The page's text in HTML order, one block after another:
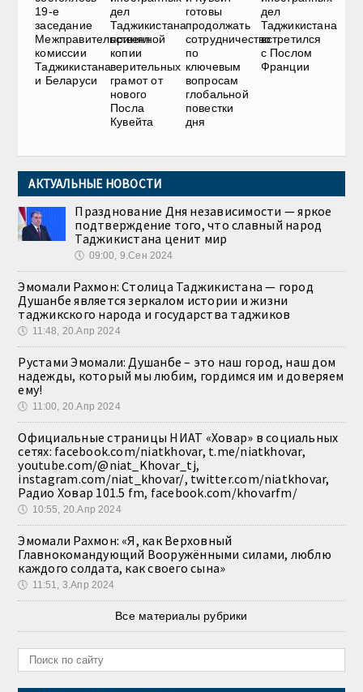
19-е
заседание
Межправительственной
комиссии
Таджикистана
и Беларуси
дел
Таджикистана
принял
копии
верительных
грамот от
нового
Посла
Кувейта
готовы
продолжать
сотрудничество
по
ключевым
вопросам
глобальной
повестки
дня
дел
Таджикистана
встретился
с Послом
Франции
АКТУАЛЬНЫЕ НОВОСТИ
Празднование Дня независимости — яркое
подтверждение того, что славный народ
Таджикистана ценит мир
🕔 09:00, 9.Сен 2024
Эмомали Рахмон: Столица Таджикистана — город
Душанбе является зеркалом истории и жизни
таджикского народа и государства таджиков
🕔 11:48, 20.Апр 2024
Рустами Эмомали: Душанбе – это наш город, наш дом
надежды, который мы любим, гордимся им и доверяем
ему!
🕔 11:00, 20.Апр 2024
Официальные страницы НИАТ «Ховар» в социальных
сетях: facebook.com/niatkhovar, t.me/niatkhovar,
youtube.com/@niat_Khovar_tj,
instagram.com/niat_khovar/, twitter.com/niatkhovar,
Радио Ховар 101.5 fm, facebook.com/khovarfm/
🕔 10:55, 20.Апр 2024
Эмомали Рахмон: «Я, как Верховный
Главнокомандующий Вооружёнными силами, люблю
каждого солдата, как своего сына»
🕔 11:51, 3.Апр 2024
Все материалы рубрики